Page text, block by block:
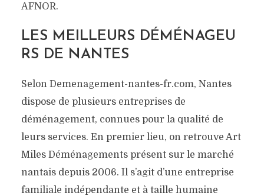
AFNOR.
LES MEILLEURS DÉMÉNAGEU
RS DE NANTES
Selon Demenagement-nantes-fr.com, Nantes
dispose de plusieurs entreprises de
déménagement, connues pour la qualité de
leurs services. En premier lieu, on retrouve Art
Miles Déménagements présent sur le marché
nantais depuis 2006. Il s’agit d’une entreprise
familiale indépendante et à taille humaine